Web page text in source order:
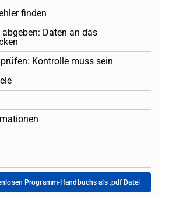
finden
Daten an das
Kontrolle muss sein
Programm-Handbuchs als .pdf Datei